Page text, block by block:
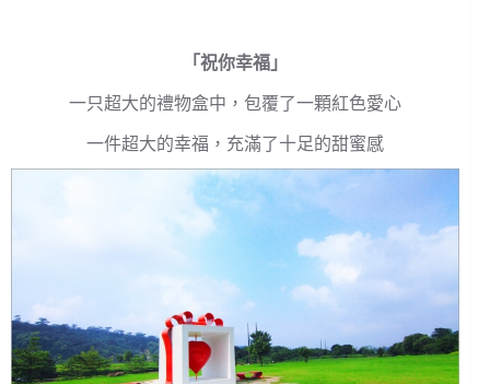
「祝你幸福」
一只超大的禮物盒中，包覆了一顆紅色愛心
一件超大的幸福，充滿了十足的甜蜜感